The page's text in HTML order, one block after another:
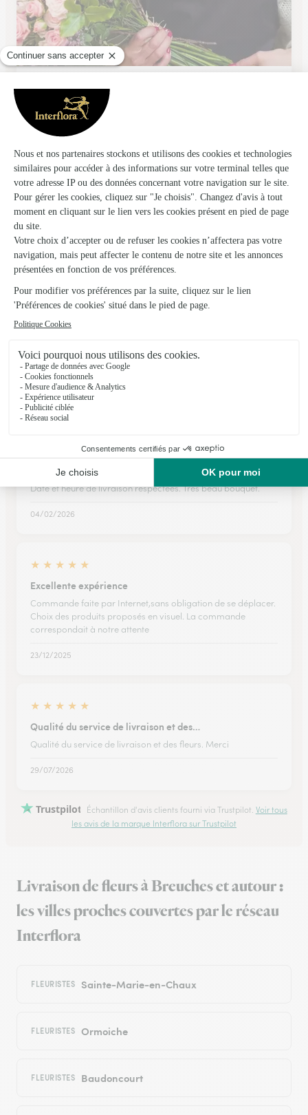
Fleur Fmr
Villersexel
★★
4.9 (34)
11, place de l'Hôtel de Ville
Voir la boutique
Ils ont fait livrer des fleurs ou une plante à
Breuches
★ ★ ★ ★
J'utilise votre site pour l'envoi de fleurs pour ma famille. Il y a
beaucoup de choix.
04/04/2026
★
Date et heure de livraison respectées
Date et heure de livraison respectées. Très beau bouquet.
04/02/2026
★ ★ ★ ★ ★
Excellente expérience
Commande faite par Internet,sans obligation de se déplacer.
Choix des produits proposés en visuel. La commande
correspondait à notre attente
23/12/2025
★ ★ ★ ★ ★
Qualité du service de livraison et des…
Qualité du service de livraison et des fleurs. Merci
29/07/2026
Trustpilot Échantillon d'avis clients fourni via Trustpilot. Voir tous
les avis de la marque Interflora sur Trustpilot
Livraison de fleurs à Breuches et autour :
les villes proches couvertes par le réseau
Interflora
FLEURISTES Sainte-Marie-en-Chaux
FLEURISTES Ormoiche
FLEURISTES Baudoncourt